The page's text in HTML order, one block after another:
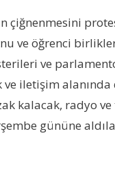
çiğnenmesini
ve öğrenci
ve
iletişim
kalacak, radyo
gününe